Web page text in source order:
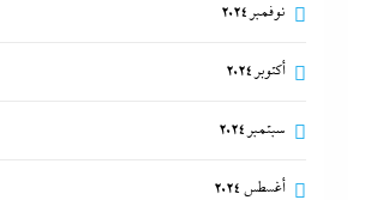
نوفمبر 2024
أكتوبر 2024
سبتمبر 2024
أغسطس 2024